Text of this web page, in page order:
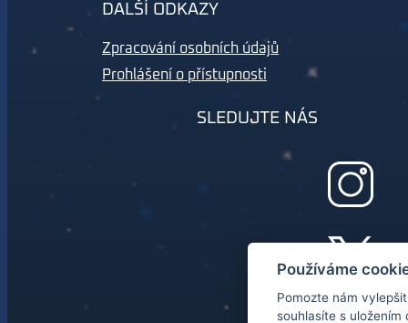
DALŠÍ ODKAZY
Zpracování osobních údajů
Prohlášení o přístupnosti
SLEDUJTE NÁS
Používáme
Pomozte nám
souhlasíte s uložením